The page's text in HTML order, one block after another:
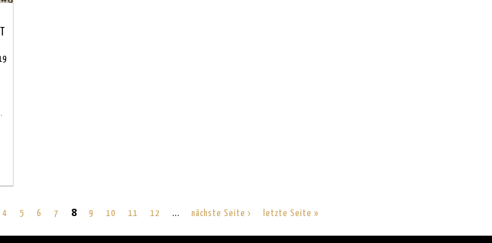
4 5 6 7 8 9 10 11 12 … nächste Seite › letzte Seite »